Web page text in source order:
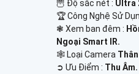
🦉 Độ sắc nét : Ultra
🏆 Công Nghệ Sử
❃ Xem ban đêm :
Ngoại Smart IR.
🕸️ Loại Camera
️➲ Ưu Điểm : Thu Âm.